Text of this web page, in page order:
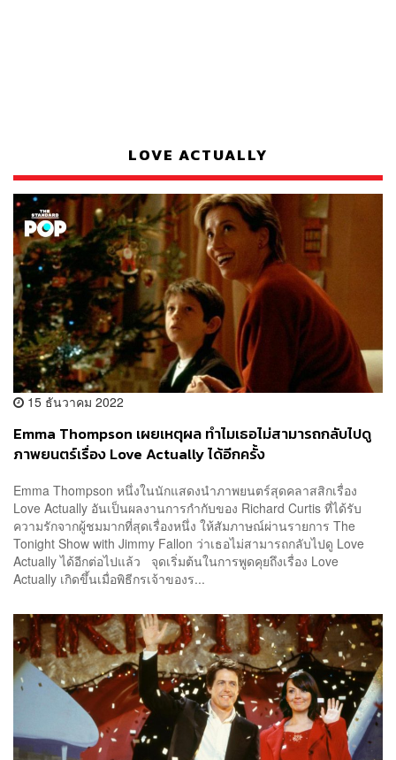
LOVE ACTUALLY
15 ธันวาคม 2022
Emma Thompson เผยเหตุผล ทำไมเธอไม่สามารถกลับไปดู
ภาพยนตร์เรื่อง Love Actually ได้อีกครั้ง
Emma Thompson หนึ่งในนักแสดงนำภาพยนตร์สุดคลาสสิกเรื่อง
Love Actually อันเป็นผลงานการกำกับของ Richard Curtis ที่ได้รับ
ความรักจากผู้ชมมากที่สุดเรื่องหนึ่ง ให้สัมภาษณ์ผ่านรายการ The
Tonight Show with Jimmy Fallon ว่าเธอไม่สามารถกลับไปดู Love
Actually ได้อีกต่อไปแล้ว จุดเริ่มต้นในการพูดคุยถึงเรื่อง Love
Actually เกิดขึ้นเมื่อพิธีกรเจ้าของร...